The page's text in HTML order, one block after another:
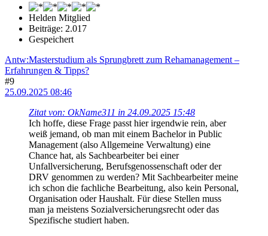
Helden Mitglied
Beiträge: 2.017
Gespeichert
Antw:Masterstudium als Sprungbrett zum Rehamanagement –
Erfahrungen & Tipps?
#9
25.09.2025 08:46
Zitat von: OkName311 in 24.09.2025 15:48
Ich hoffe, diese Frage passt hier irgendwie rein, aber
weiß jemand, ob man mit einem Bachelor in Public
Management (also Allgemeine Verwaltung) eine
Chance hat, als Sachbearbeiter bei einer
Unfallversicherung, Berufsgenossenschaft oder der
DRV genommen zu werden? Mit Sachbearbeiter meine
ich schon die fachliche Bearbeitung, also kein Personal,
Organisation oder Haushalt. Für diese Stellen muss
man ja meistens Sozialversicherungsrecht oder das
Spezifische studiert haben.